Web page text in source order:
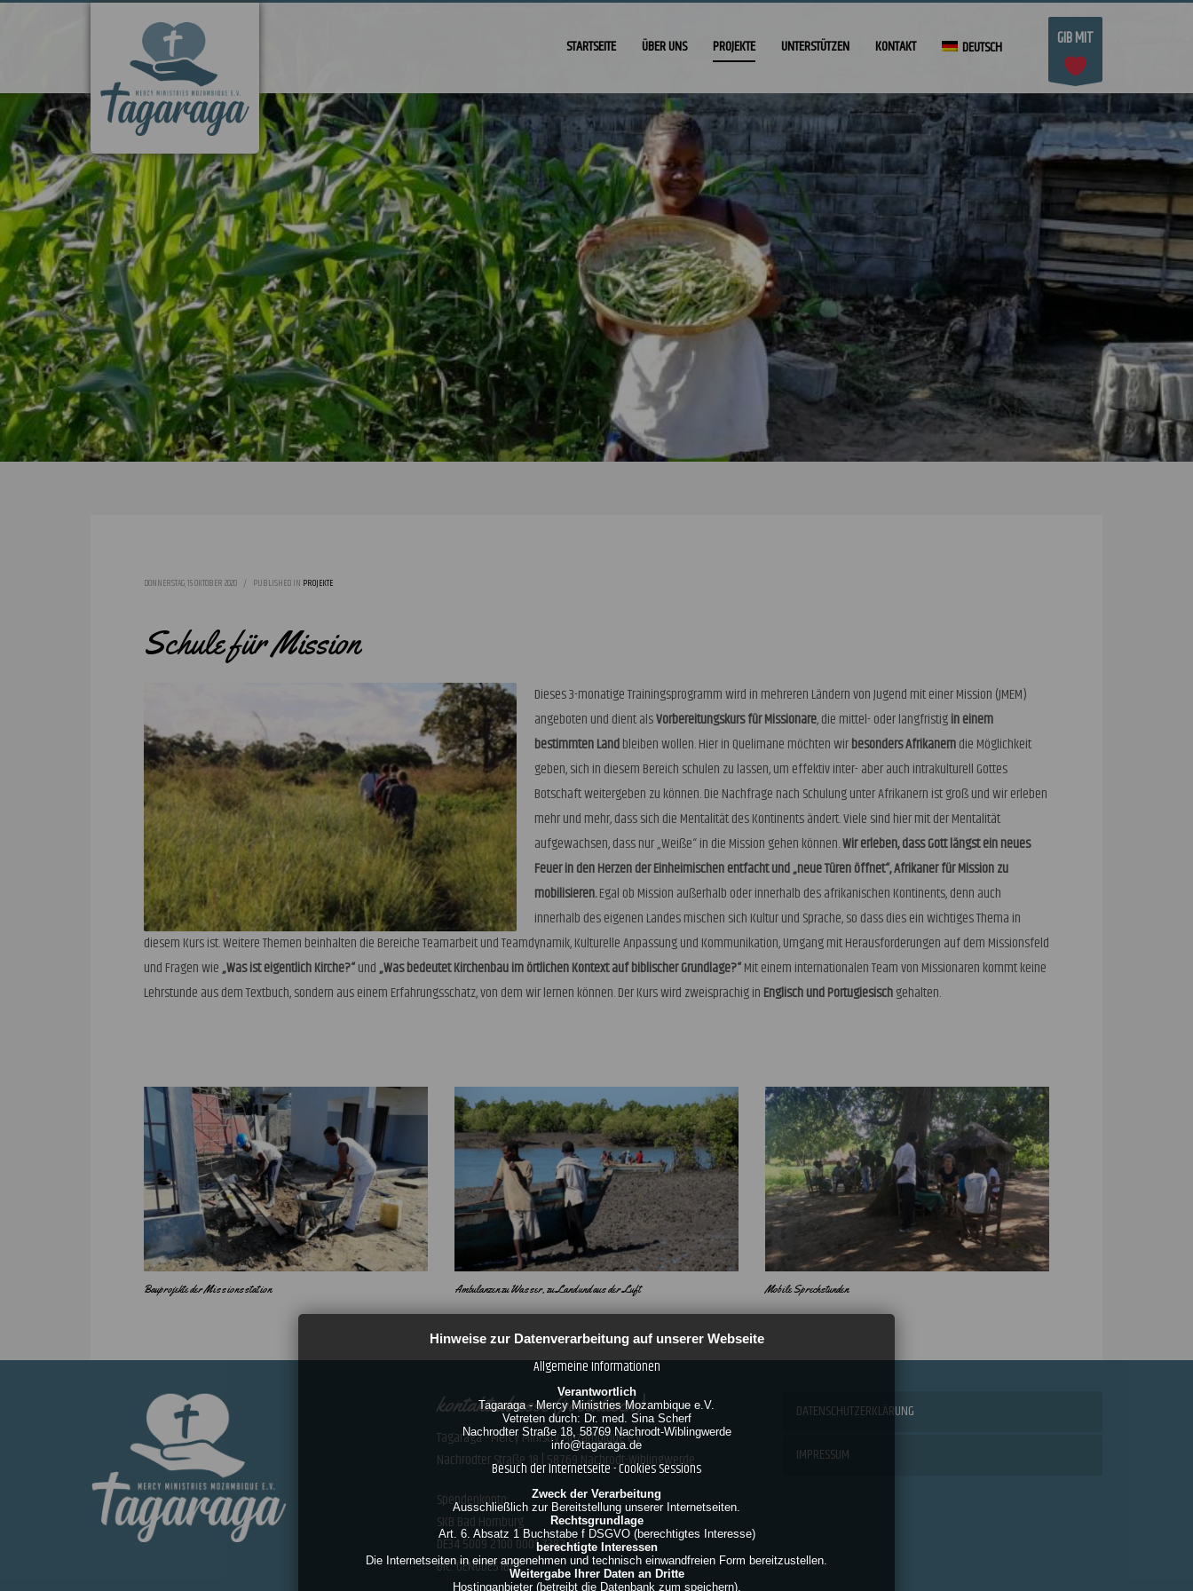
STARTSEITE ÜBER UNS PROJEKTE UNTERSTÜTZEN KONTAKT DEUTSCH GIB MIT
DONNERSTAG, 15 OKTOBER 2020 / PUBLISHED IN PROJEKTE
Schule für Mission
Dieses 3-monatige Trainingsprogramm wird in mehreren Ländern von Jugend mit einer Mission (JMEM)
angeboten und dient alsVorbereitungskurs für Missionare, die mittel- oder langfristigin einem
bestimmten Landbleiben wollen. Hier in Quelimane möchten wirbesonders Afrikanerndie Möglichkeit
geben, sich in diesem Bereich schulen zu lassen, um effektiv inter- aber auch intrakulturell Gottes
Botschaft weitergeben zu können. Die Nachfrage nach Schulung unter Afrikanern ist groß und wir erleben
mehr und mehr, dass sich die Mentalität des Kontinents ändert. Viele sind hier mit der Mentalität
aufgewachsen, dass nur „Weiße“ in die Mission gehen können.Wir erleben, dass Gott längst ein neues
Feuer in den Herzen der Einheimischen entfacht und „neue Türen öffnet“, Afrikaner für Mission zu
mobilisieren.Egal ob Mission außerhalb oder innerhalb des afrikanischen Kontinents, denn auch
innerhalb des eigenen Landes mischen sich Kultur und Sprache, so dass dies ein wichtiges Thema in
diesem Kurs ist. Weitere Themen beinhalten die Bereiche Teamarbeit und Teamdynamik, Kulturelle Anpassung und Kommunikation, Umgang mit Herausforderungen auf dem Missionsfeld
und Fragen wie„Was ist eigentlich Kirche?“und„Was bedeutet Kirchenbau im örtlichen Kontext auf biblischer Grundlage?“Mit einem internationalen Team von Missionaren kommt keine
Lehrstunde aus dem Textbuch, sondern aus einem Erfahrungsschatz, von dem wir lernen können. Der Kurs wird zweisprachig in Englisch und Portugiesischgehalten.
Bauprojekte der Missionsstation Ambulanzen zu Wasser, zu Land und aus der Luft Mobile Sprechstunden
kontaktadresse (postalisch)
Tagaraga - Mercy Ministry Mozambique e.V.
Nachrodter Straße 18 | 58769 Nachrodt-Wiblingwerde
Spendenkonto:
SKB Bad Homburg
DE34 5009 2100 0001 7382 08
BIC: GENODE51BH2
DATENSCHUTZERKLÄRUNG
IMPRESSUM
Hinweise zur Datenverarbeitung auf unserer Webseite
Allgemeine Informationen
Verantwortlich
Tagaraga - Mercy Ministries Mozambique e.V.
Vetreten durch: Dr. med. Sina Scherf
Nachrodter Straße 18, 58769 Nachrodt-Wiblingwerde
info@tagaraga.de
Besuch der Internetseite - Cookies Sessions
Zweck der Verarbeitung
Ausschließlich zur Bereitstellung unserer Internetseiten.
Rechtsgrundlage
Art. 6. Absatz 1 Buchstabe f DSGVO (berechtigtes Interesse)
berechtigte Interessen
Die Internetseiten in einer angenehmen und technisch einwandfreien Form bereitzustellen.
Weitergabe Ihrer Daten an Dritte
Hostinganbieter (betreibt die Datenbank zum speichern).